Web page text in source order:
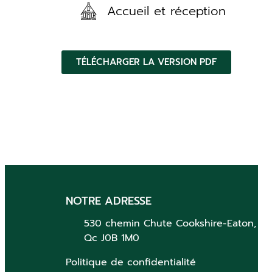
Accueil et réception
TÉLÉCHARGER LA VERSION PDF
NOTRE ADRESSE
530 chemin Chute Cookshire-Eaton,
Qc J0B 1M0
Politique de confidentialité